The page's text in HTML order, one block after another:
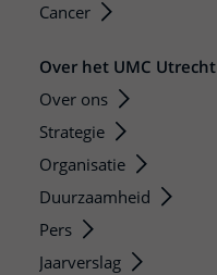
Cancer
Over het UMC Utrecht
Over ons
Strategie
Organisatie
Duurzaamheid
Pers
Jaarverslag